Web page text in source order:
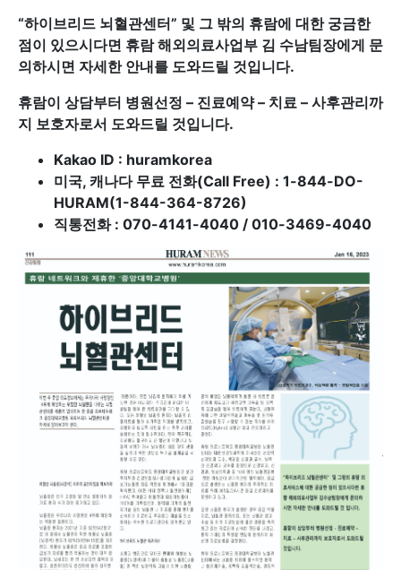
“하이브리드 뇌혈관센터” 및 그 밖의 휴람에 대한 궁금한
점이 있으시다면 휴람 해외의료사업부 김 수남팀장에게 문
의하시면 자세한 안내를 도와드릴 것입니다.
휴람이 상담부터 병원선정 – 진료예약 – 치료 – 사후관리까
지 보호자로서 도와드릴 것입니다.
Kakao ID : huramkorea
미국, 캐나다 무료 전화(Call Free) : 1-844-DO-
HURAM(1-844-364-8726)
직통전화 : 070-4141-4040 / 010-3469-4040